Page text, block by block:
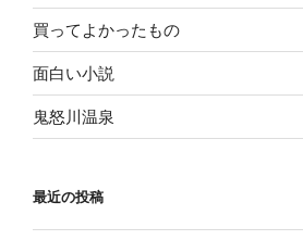
買ってよかったもの
面白い小説
鬼怒川温泉
最近の投稿